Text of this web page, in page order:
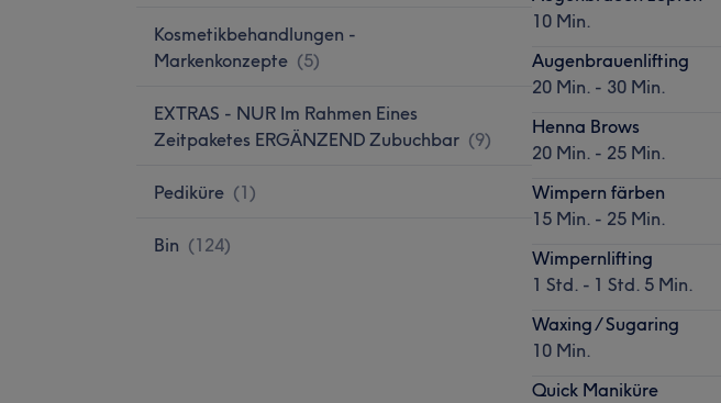
Kosmetikbehandlungen -
Markenkonzepte (5)
EXTRAS - NUR Im Rahmen Eines
Zeitpaketes ERGÄNZEND Zubuchbar (9)
Pediküre (1)
Bin (124)
10 Min.
Augenbrauenlifting
20 Min. - 30 Min.
Henna Brows
20 Min. - 25 Min.
Wimpern färben
15 Min. - 25 Min.
Wimpernlifting
1 Std. - 1 Std. 5 Min.
Waxing / Sugaring
10 Min.
Quick Maniküre